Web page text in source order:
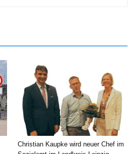
Christian Kaupke wird neuer Chef im